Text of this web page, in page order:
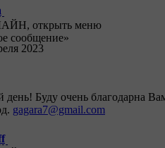
2023
день! Буду очень благодарна
gagara7@gmail.com